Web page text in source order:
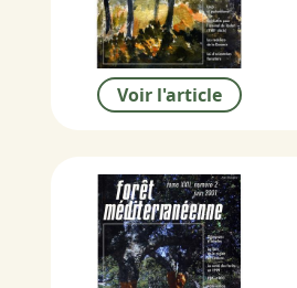
Voir l'article